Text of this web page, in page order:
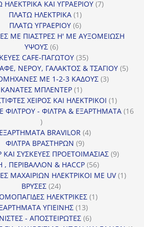
προϊόντα
ΗΛΕΚΤΡΙΚΑ ΚΑΙ ΥΓΡΑΕΡΙΟΥ 77
ΠΛΑΤΩ ΗΛΕΚΤΡΙΚΑ 11
προϊόν
ΠΛΑΤΩ ΥΓΡΑΕΡΙΟΥ 66
προϊόντα
ΜΕ ΠΙΑΣΤΡΕΣ Η' ΜΕ ΑΥΞΟΜΕΙΩΣΗ
ΥΨΟΥΣ 66
προϊόντα
CAFE-ΠΑΓΩΤΟΥ 3535
προϊόντα
ΝΕΡΟΥ, ΓΑΛΑΚΤΟΣ & ΤΣΑΓΙΟΥ 55
ΜΕ 1-2-3 ΚΑΔΟΥΣ 33
ΚΑΝΑΤΕΣ ΜΠΛΕΝΤΕΡ 11
προϊόν
ΧΕΙΡΟΣ ΚΑΙ ΗΛΕΚΤΡΙΚΟΙ 11
προϊόν
- ΦΙΛΤΡΑ & ΕΞΑΡΤΗΜΑΤΑ 16
16
προϊόντα
ΕΞΑΡΤΗΜΑΤΑ BRAVILOR 44
ΦΙΛΤΡΑ ΒΡΑΣΤΗΡΩΝ 99
προϊόντα
ΣΥΣΚΕΥΕΣ ΠΡΟΕΤΟΙΜΑΣΙΑΣ 99
, ΠΕΡΙΒΑΛΛΟΝ & HACCP 5656
προϊόντα
ΜΑΧΑΙΡΙΩΝ ΗΛΕΚΤΡΙΚΟΙ ΜΕ UV 11
ΒΡΥΣΕΣ 2424
προϊόντα
ΗΛΕΚΤΡΙΚΕΣ 11
ΥΓΙΕΙΝΗΣ 1313
προϊόντα
- ΑΠΟΣΤΕΙΡΩΤΕΣ 66